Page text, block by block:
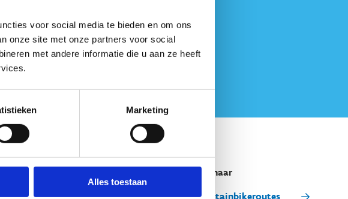
voor social media te bieden en om ons
onze site met onze partners voor social
met andere informatie die u aan ze heeft
Marketing
Alles toestaan
besturen
Snel naar
Mountainbikeroutes